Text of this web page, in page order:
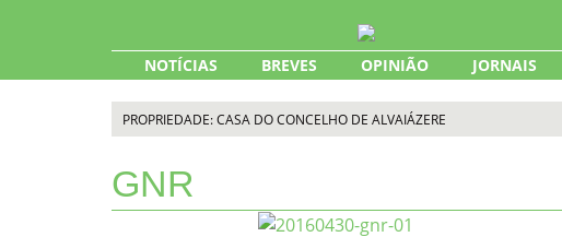
NOTÍCIAS BREVES OPINIÃO JORNAIS
PROPRIEDADE: CASA DO CONCELHO DE ALVAIÁZERE
GNR